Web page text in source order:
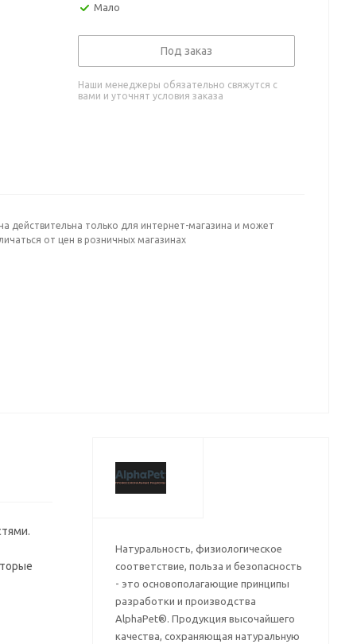
Мало
Под заказ
Наши менеджеры обязательно свяжутся с
вами и уточнят условия заказа
действительна только для интернет-магазина и может
от цен в розничных магазинах
Натуральность, физиологическое
соответствие, польза и безопасность
- это основополагающие принципы
разработки и производства
AlphaPet®. Продукция высочайшего
качества, сохраняющая натуральную